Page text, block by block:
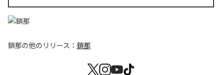
鎖那の他のリリース： 鎖那